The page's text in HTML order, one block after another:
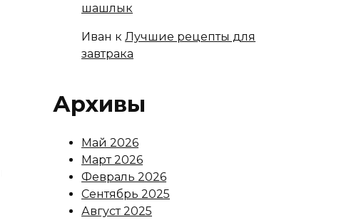
шашлык
Иван к Лучшие рецепты для
завтрака
Архивы
Май 2026
Март 2026
Февраль 2026
Сентябрь 2025
Август 2025